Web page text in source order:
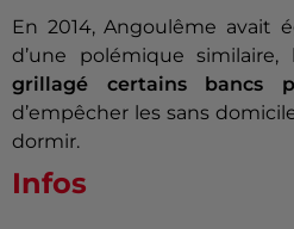
En 2014, Angoulême
d’une polémique
grillagé certains bancs
d’empêcher les sans
dormir.
Infos